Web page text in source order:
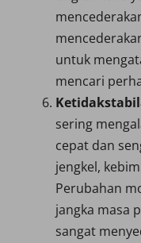
untuk
mencari
sering
cepat dan
jengkel,
Perubahan
jangka masa
sangat